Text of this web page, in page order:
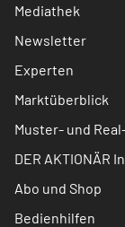
Mediathek
Newsletter
Experten
Marktüberblick
Muster- und
DER AKTIONÄR
Abo und Shop
Bedienhilfen